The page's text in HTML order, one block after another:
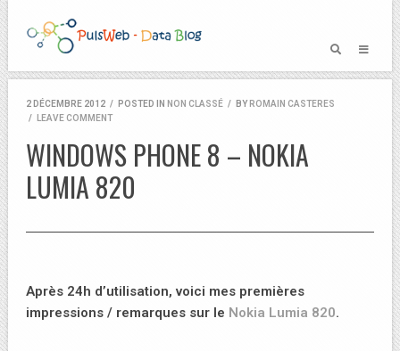
2 DÉCEMBRE 2012 / POSTED IN NON CLASSÉ / BY ROMAIN CASTERES
/
LEAVE COMMENT
WINDOWS PHONE 8 – NOKIA
LUMIA 820
Après 24h d’utilisation, voici mes premières
impressions / remarques sur le Nokia Lumia 820.